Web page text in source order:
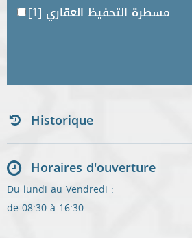
مسطرة التحفيظ العقاري [1]
Historique
Horaires d'ouverture
Du lundi au Vendredi :
de 08:30 à 16:30